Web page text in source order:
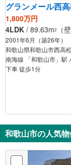
グランメール西
1,800万円
4LDK / 89.63m2 （
2001年6月（築26年）
和歌山県和歌山市西高
南海線 「和歌山市」駅
下車 徒歩1分
和歌山市の人気